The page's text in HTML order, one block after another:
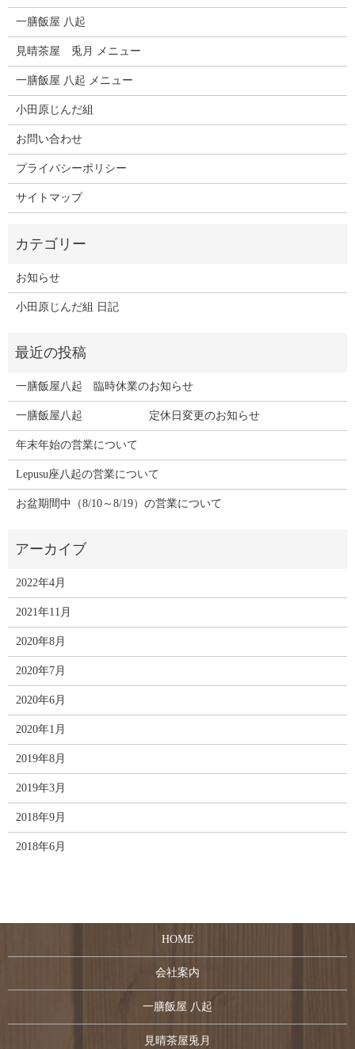
一膳飯屋 八起
見晴茶屋 兎月 メニュー
一膳飯屋 八起 メニュー
小田原じんだ組
お問い合わせ
プライバシーポリシー
サイトマップ
お知らせ
小田原じんだ組 日記
一膳飯屋八起 臨時休業のお知らせ
一膳飯屋八起 定休日変更のお知らせ
年末年始の営業について
Lepusu座八起の営業について
お盆期間中（8/10～8/19）の営業について
2022年4月
2021年11月
2020年8月
2020年7月
2020年6月
2020年1月
2019年8月
2019年3月
2018年9月
2018年6月
HOME
会社案内
一膳飯屋 八起
見晴茶屋兎月